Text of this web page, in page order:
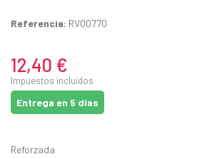
Referencia: RV00770
12,40 €
Impuestos incluidos
Entrega en 5 días
Reforzada